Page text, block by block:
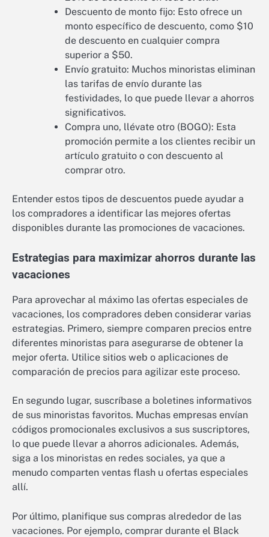
Descuento de monto fijo: Esto ofrece un
monto específico de descuento, como $10
de descuento en cualquier compra
superior a $50.
Envío gratuito: Muchos minoristas eliminan
las tarifas de envío durante las
festividades, lo que puede llevar a ahorros
significativos.
Compra uno, llévate otro (BOGO): Esta
promoción permite a los clientes recibir un
artículo gratuito o con descuento al
comprar otro.
Entender estos tipos de descuentos puede ayudar a
los compradores a identificar las mejores ofertas
disponibles durante las promociones de vacaciones.
Estrategias para maximizar ahorros durante las
vacaciones
Para aprovechar al máximo las ofertas especiales de
vacaciones, los compradores deben considerar varias
estrategias. Primero, siempre comparen precios entre
diferentes minoristas para asegurarse de obtener la
mejor oferta. Utilice sitios web o aplicaciones de
comparación de precios para agilizar este proceso.
En segundo lugar, suscríbase a boletines informativos
de sus minoristas favoritos. Muchas empresas envían
códigos promocionales exclusivos a sus suscriptores,
lo que puede llevar a ahorros adicionales. Además,
siga a los minoristas en redes sociales, ya que a
menudo comparten ventas flash u ofertas especiales
allí.
Por último, planifique sus compras alrededor de las
vacaciones. Por ejemplo, comprar durante el Black